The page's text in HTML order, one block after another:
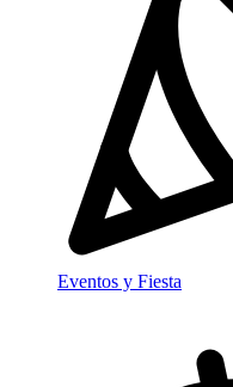
Eventos y Fiesta